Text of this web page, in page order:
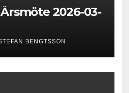
2026-03-
BENGTSSON